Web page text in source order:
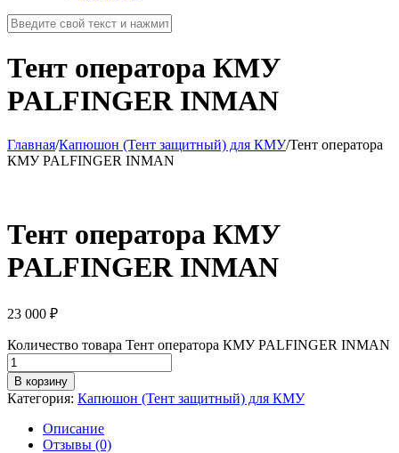
Тент оператора КМУ
PALFINGER INMAN
Главная/Капюшон (Тент защитный) для КМУ/Тент оператора
КМУ PALFINGER INMAN
Тент оператора КМУ
PALFINGER INMAN
23 000 ₽
Количество товара Тент оператора КМУ PALFINGER INMAN
В корзину
Категория: Капюшон (Тент защитный) для КМУ
Описание
Отзывы (0)